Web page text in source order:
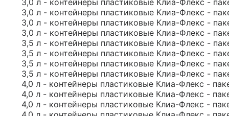
3,0 л - контейнеры пластиковые Клиа-Флекс -
3,0 л - контейнеры пластиковые Клиа-Флекс -
3,0 л - контейнеры пластиковые Клиа-Флекс -
3,0 л - контейнеры пластиковые Клиа-Флекс -
3,5 л - контейнеры пластиковые Клиа-Флекс -
3,5 л - контейнеры пластиковые Клиа-Флекс -
3,5 л - контейнеры пластиковые Клиа-Флекс -
3,5 л - контейнеры пластиковые Клиа-Флекс -
4,0 л - контейнеры пластиковые Клиа-Флекс -
4,0 л - контейнеры пластиковые Клиа-Флекс -
4,0 л - контейнеры пластиковые Клиа-Флекс -